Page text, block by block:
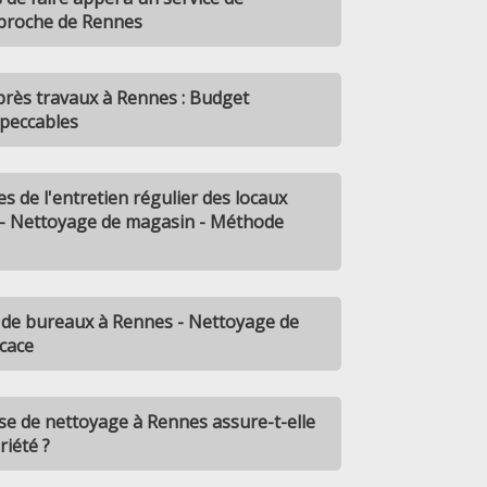
de Rennes
travaux à Rennes : Budget
de l'entretien régulier des locaux
Nettoyage de magasin - Méthode
bureaux à Rennes - Nettoyage de
de nettoyage à Rennes assure-t-elle
?